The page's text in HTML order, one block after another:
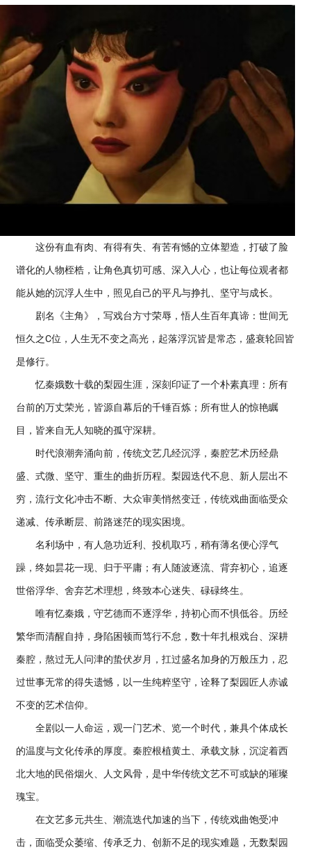
这份有血有肉、有得有失、有苦有憾的立体塑造，打破了脸
谱化的人物桎梏，让角色真切可感、深入人心，也让每位观者都
能从她的沉浮人生中，照见自己的平凡与挣扎、坚守与成长。
剧名《主角》，写戏台方寸荣辱，悟人生百年真谛：世间无
恒久之C位，人生无不变之高光，起落浮沉皆是常态，盛衰轮回皆
是修行。
忆秦娥数十载的梨园生涯，深刻印证了一个朴素真理：所有
台前的万丈荣光，皆源自幕后的千锤百炼；所有世人的惊艳瞩
目，皆来自无人知晓的孤守深耕。
时代浪潮奔涌向前，传统文艺几经沉浮，秦腔艺术历经鼎
盛、式微、坚守、重生的曲折历程。梨园迭代不息、新人层出不
穷，流行文化冲击不断、大众审美悄然变迁，传统戏曲面临受众
递减、传承断层、前路迷茫的现实困境。
名利场中，有人急功近利、投机取巧，稍有薄名便心浮气
躁，终如昙花一现、归于平庸；有人随波逐流、背弃初心，追逐
世俗浮华、舍弃艺术理想，终致本心迷失、碌碌终生。
唯有忆秦娥，守艺德而不逐浮华，持初心而不惧低谷。历经
繁华而清醒自持，身陷困顿而笃行不怠，数十年扎根戏台、深耕
秦腔，熬过无人问津的蛰伏岁月，扛过盛名加身的万般压力，忍
过世事无常的得失遗憾，以一生纯粹坚守，诠释了梨园匠人赤诚
不变的艺术信仰。
全剧以一人命运，观一门艺术、览一个时代，兼具个体成长
的温度与文化传承的厚度。秦腔根植黄土、承载文脉，沉淀着西
北大地的民俗烟火、人文风骨，是中华传统文艺不可或缺的璀璨
瑰宝。
在文艺多元共生、潮流迭代加速的当下，传统戏曲饱受冲
击，面临受众萎缩、传承乏力、创新不足的现实难题，无数梨园